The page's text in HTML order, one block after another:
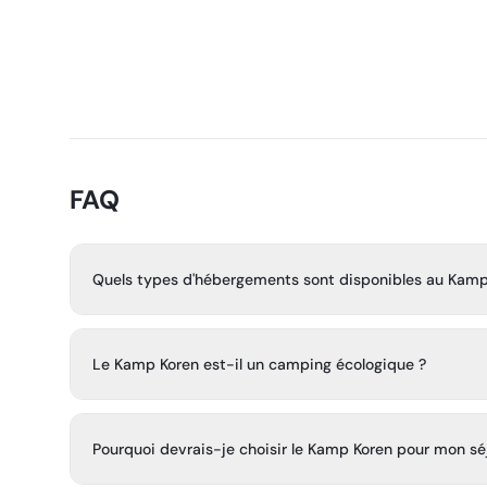
FAQ
Quels types d'hébergements sont disponibles au
spacieux pour tentes, camping-cars et caravanes, des
Le Kamp Koren est-il un camping écologique ?
écologique européen (Eko Marjetica) et proposant des
Pourquoi devrais-je choisir le Kamp Koren pour mon